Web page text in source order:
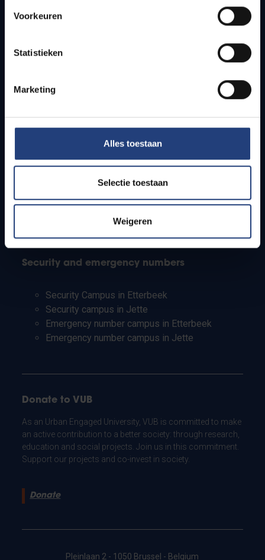
Voorkeuren
Statistieken
Marketing
Alles toestaan
Selectie toestaan
Weigeren
How to get to the VUB campuses
Students
PhD students
Teachers and secondary schools
Working students
Security and emergency numbers
Security Campus in Etterbeek
Security campus in Jette
Emergency number campus in Etterbeek
Emergency number campus in Jette
Donate to VUB
As an Urban Engaged University, VUB is committed to make
an active contribution to a better society: through research,
education and social projects. Join us in this commitment.
Support our projects and co-invest in society.
Donate
Pleinlaan 2 - 1050 Brussel - Belgium